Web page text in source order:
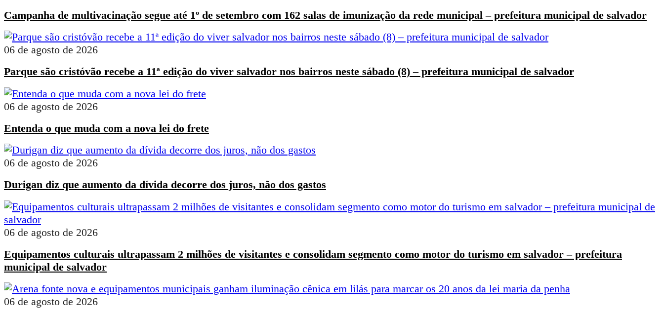
Campanha de multivacinação segue até 1º de setembro com 162 salas de imunização da rede municipal – prefeitura municipal de salvador
06 de agosto de 2026
Parque são cristóvão recebe a 11ª edição do viver salvador nos bairros neste sábado (8) – prefeitura municipal de salvador
06 de agosto de 2026
Entenda o que muda com a nova lei do frete
06 de agosto de 2026
Durigan diz que aumento da dívida decorre dos juros, não dos gastos
06 de agosto de 2026
Equipamentos culturais ultrapassam 2 milhões de visitantes e consolidam segmento como motor do turismo em salvador – prefeitura
municipal de salvador
06 de agosto de 2026